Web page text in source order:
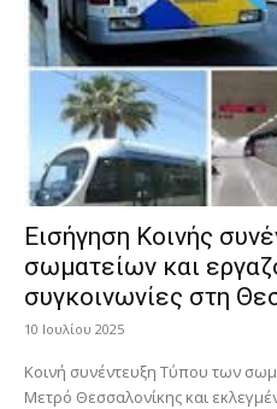
Εισήγηση Κοινής
σωματείων και
συγκοινωνίες στη
10 Ιουλίου 2025
Κοινή συνέντευξη Τύπου των
Μετρό Θεσσαλονίκης και